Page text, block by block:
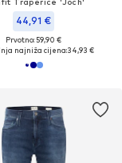
44,91 €
Prvotno: 59,90 €
najniža cijena:34,93 €